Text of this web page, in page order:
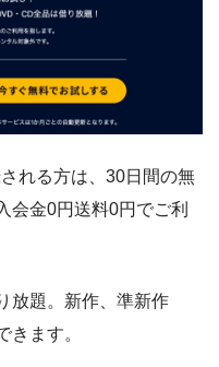
れる方は、30日間の無
会金0円送料0円でご利
放題。新作、準新作
きます。